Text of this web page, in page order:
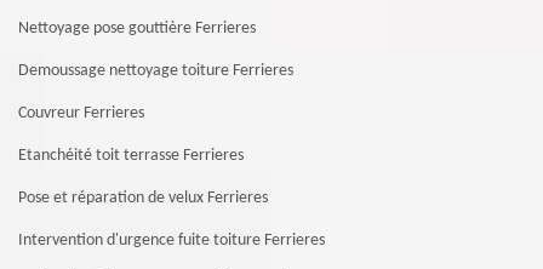
Nettoyage pose gouttière Ferrieres
Demoussage nettoyage toiture Ferrieres
Couvreur Ferrieres
Etanchéité toit terrasse Ferrieres
Pose et réparation de velux Ferrieres
Intervention d'urgence fuite toiture Ferrieres